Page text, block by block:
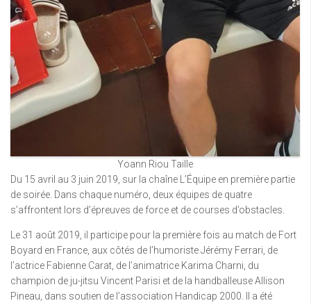
Yoann Riou Taille
Du 15 avril au 3 juin 2019, sur la chaîne L’Équipe en première partie
de soirée. Dans chaque numéro, deux équipes de quatre
s’affrontent lors d’épreuves de force et de courses d’obstacles.
Le 31 août 2019, il participe pour la première fois au match de Fort
Boyard en France, aux côtés de l’humoriste Jérémy Ferrari, de
l’actrice Fabienne Carat, de l’animatrice Karima Charni, du
champion de ju-jitsu Vincent Parisi et de la handballeuse Allison
Pineau, dans soutien de l’association Handicap 2000. Il a été